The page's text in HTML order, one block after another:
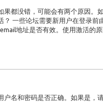
都没错，可能会有两个原因。
一些论坛需要新用户在登录
地址是否有效。使用激活的
户名和密码是否正确。如果是